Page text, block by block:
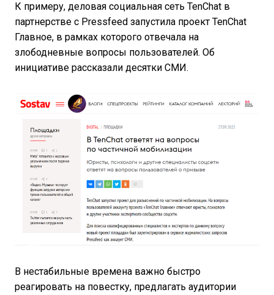
К примеру, деловая социальная сеть TenChat в
партнерстве с Pressfeed запустила проект TenChat
Главное, в рамках которого отвечала на
злободневные вопросы пользователей. Об
инициативе рассказали десятки СМИ.
В нестабильные времена важно быстро
реагировать на повестку, предлагать аудитории